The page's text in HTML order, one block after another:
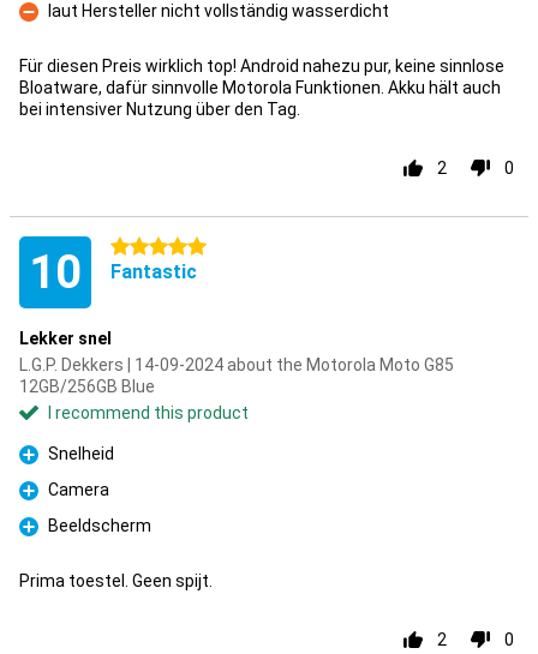
Con
laut Hersteller nicht vollständig wasserdicht
Für diesen Preis wirklich top! Android nahezu pur, keine sinnlose
Bloatware, dafür sinnvolle Motorola Funktionen. Akku hält auch
bei intensiver Nutzung über den Tag.
2 0
10 5 stars
Fantastic
Lekker snel
L.G.P. Dekkers | 14-09-2024 about the Motorola Moto G85
12GB/256GB Blue
I recommend this product
Pro
Snelheid
Pro
Camera
Pro
Beeldscherm
Prima toestel. Geen spijt.
2 0